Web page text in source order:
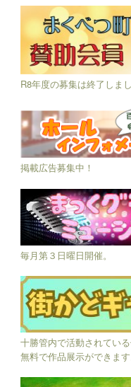
R8年度の募集は終了しま
掲載広告募集中！
毎月第３日曜日開催。
十勝管内で活動されてい
無料で作品展示ができます